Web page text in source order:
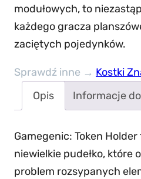
d
e
ł
k
o
ś
modułowych, to
każdego gracza
zaciętych pojedynków.
Sprawdź inne → Kostki
Opis
Informacje
Gamegenic: Token
niewielkie pudełko, które
problem rozsypanych